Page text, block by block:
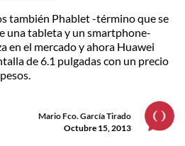
también Phablet -término que se
una tableta y un smartphone-
en el mercado y ahora Huawei
de 6.1 pulgadas con un precio
Mario Fco. García Tirado
Octubre 15, 2013